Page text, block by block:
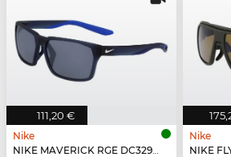
111,20 €
Nike
NIKE MAVERICK RGE DC3297 - 410
Nike
NIKE